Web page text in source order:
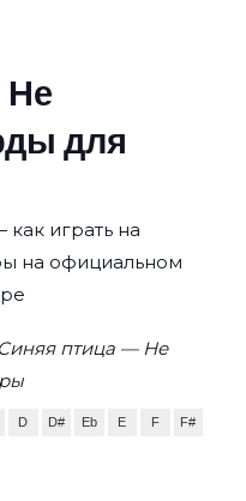
для
играть на
на официальном
птица — Не
D D# Eb E F F#